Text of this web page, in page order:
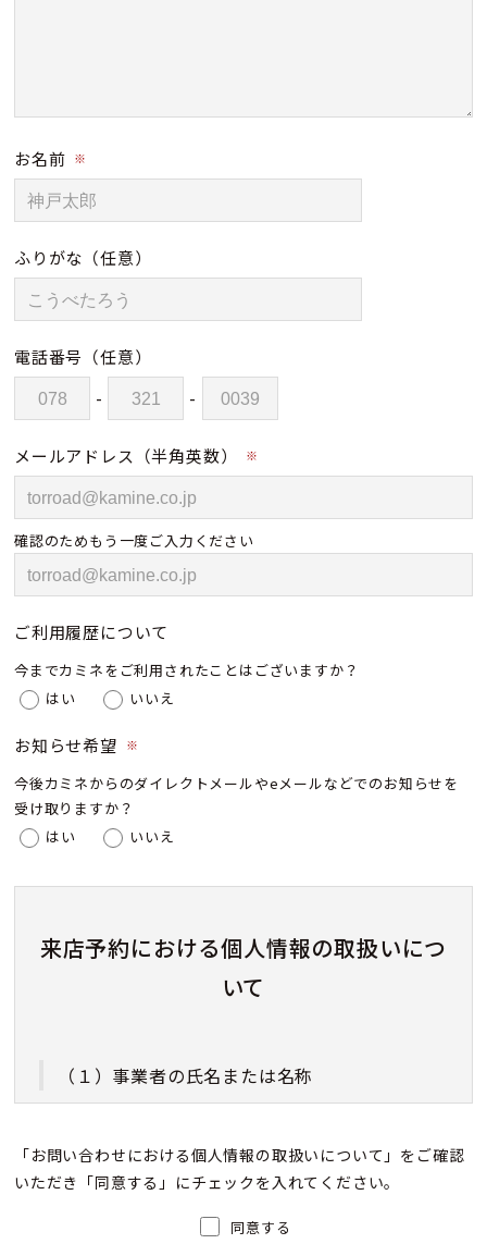
お名前 ※
ふりがな （任意）
電話番号 （任意）
- -
メールアドレス（半角英数） ※
確認のためもう一度ご入力ください
ご利用履歴について
今までカミネをご利用されたことはございますか？
はい
いいえ
お知らせ希望 ※
今後カミネからのダイレクトメールやeメールなどでのお知らせを
受け取りますか？
はい
いいえ
来店予約における個人情報の取扱いにつ
いて
（１）事業者の氏名または名称
（２）個人情報保護管理者（若しくはその代理
人）の氏名又は職名、所属及び連絡先
「お問い合わせにおける個人情報の取扱いについて」をご確認
いただき「同意する」にチェックを入れてください。
同意する